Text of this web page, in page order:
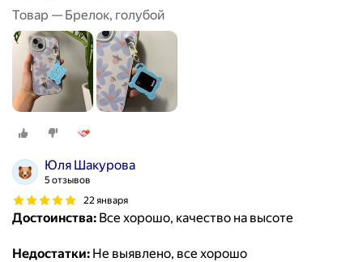
Товар — Брелок, голубой
Юля Шакурова
5 отзывов
22 января
Достоинства: Все хорошо, качество на высоте
Недостатки: Не выявлено, все хорошо